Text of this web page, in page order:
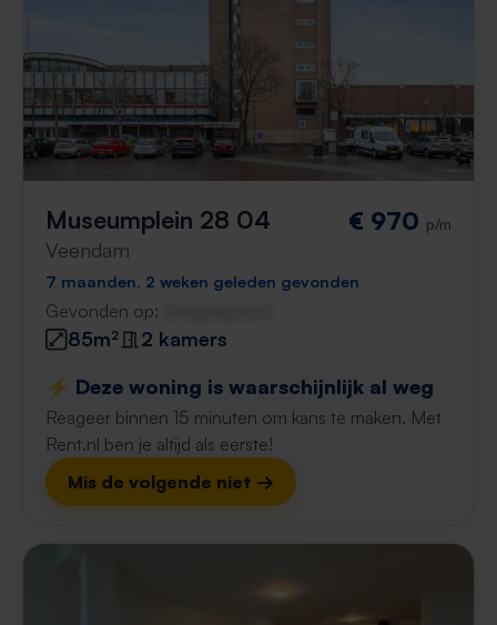
Museumplein 28 04
Veendam
€ 970 p/m
7 maanden, 2 weken geleden gevonden
Gevonden op:
85m²
2 kamers
⚡️ Deze woning is waarschijnlijk al weg
Reageer binnen 15 minuten om kans te maken. Met
Rent.nl ben je altijd als eerste!
Mis de volgende niet →